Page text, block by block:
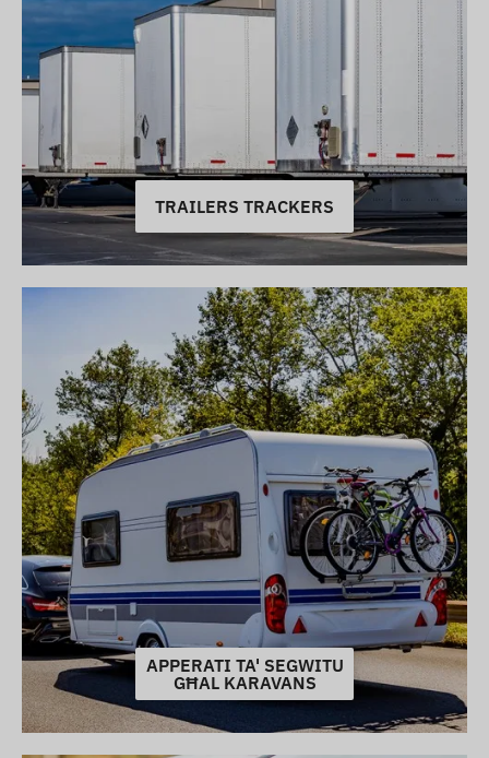
TRAILERS TRACKERS
APPERATI TA' SEGWITU
GĦAL KARAVANS